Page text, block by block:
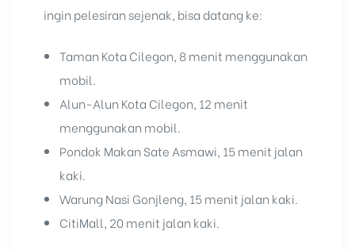
ingin pelesiran sejenak, bisa datang ke:
Taman Kota Cilegon, 8 menit menggunakan
mobil.
Alun-Alun Kota Cilegon, 12 menit
menggunakan mobil.
Pondok Makan Sate Asmawi, 15 menit jalan
kaki.
Warung Nasi Gonjleng, 15 menit jalan kaki.
CitiMall, 20 menit jalan kaki.